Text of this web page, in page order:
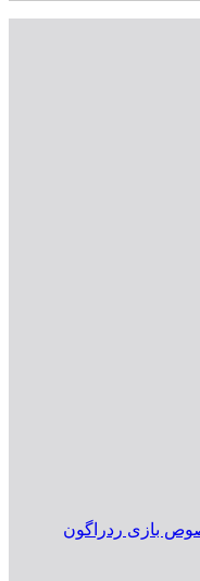
بازی ردراگون